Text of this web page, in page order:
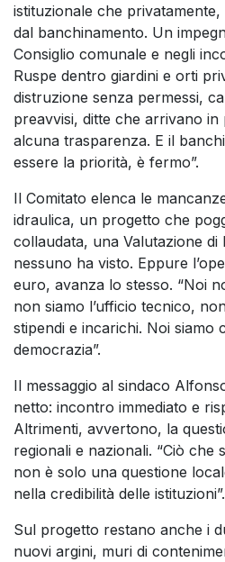
istituzionale che
dal banchinamento. Un
Consiglio comunale e negli
Ruspe dentro giardini e orti
distruzione senza permessi,
preavvisi, ditte che arrivano in
alcuna trasparenza. E il
essere la priorità, è fermo”.
Il Comitato elenca le
idraulica, un progetto che
collaudata, una Valutazione
nessuno ha visto. Eppure
euro, avanza lo stesso. “Noi
non siamo l’ufficio tecnico,
stipendi e incarichi. Noi siamo
democrazia”.
Il messaggio al sindaco
netto: incontro immediato e
Altrimenti, avvertono, la
regionali e nazionali. “Ciò che
non è solo una questione
nella credibilità delle istituzioni”.
Sul progetto restano anche i
nuovi argini, muri di